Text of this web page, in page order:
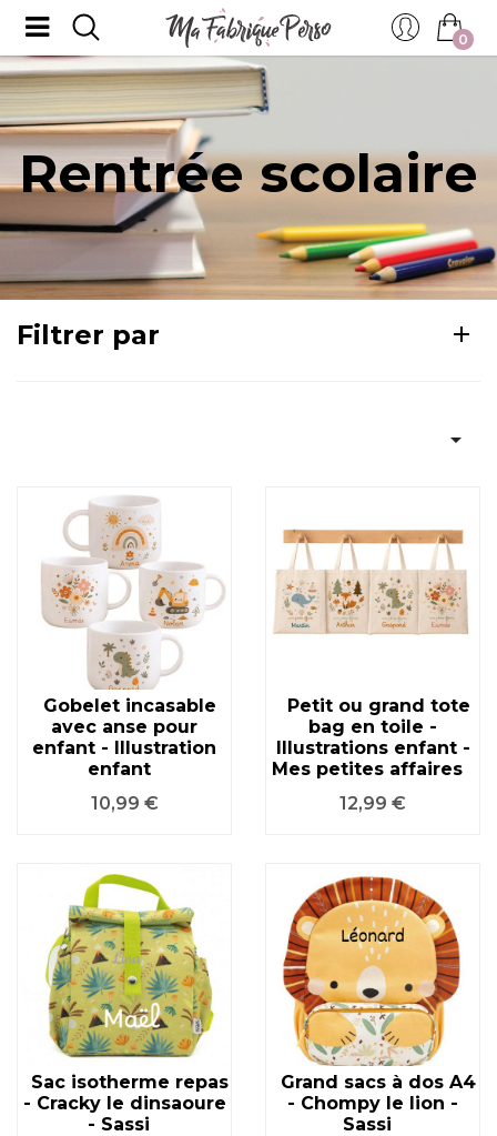
0
Rentrée scolaire
Filtrer par

Gobelet incasable
avec anse pour
enfant - Illustration
enfant
Prix
10,99 €
Petit ou grand tote
bag en toile -
Illustrations enfant -
Mes petites affaires
Prix
12,99 €
Sac isotherme repas
- Cracky le dinsaoure
- Sassi
Grand sacs à dos A4
- Chompy le lion -
Sassi